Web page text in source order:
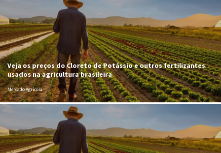
Veja os preços do Cloreto de Potássio e outros fertilizantes
usados na agricultura brasileira
Mercado Agrícola